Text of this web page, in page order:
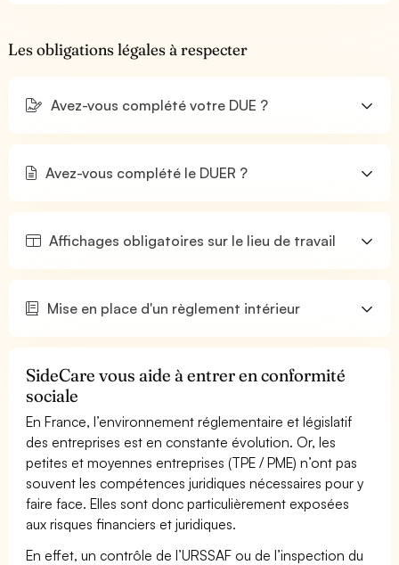
Les obligations légales à respecter
Avez-vous complété votre DUE ?
Avez-vous complété le DUER ?
Affichages obligatoires sur le lieu de travail
Mise en place d'un règlement intérieur
SideCare vous aide à entrer en conformité
sociale
En France, l’environnement réglementaire et législatif
des entreprises est en constante évolution. Or, les
petites et moyennes entreprises (TPE / PME) n’ont pas
souvent les compétences juridiques nécessaires pour y
faire face. Elles sont donc particulièrement exposées
aux risques financiers et juridiques.
En effet, un contrôle de l’URSSAF ou de l’inspection du